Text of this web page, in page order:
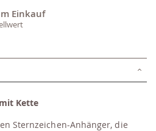
Einkauf
Kette
Sternzeichen-Anhänger, die